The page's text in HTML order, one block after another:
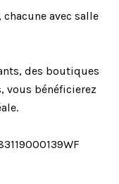
avec salle
des boutiques
vous bénéficierez